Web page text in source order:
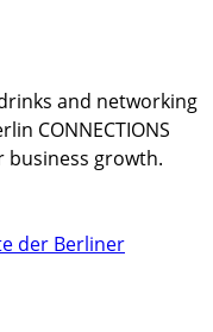
and networking
​CONNECTIONS
business growth.
der Berliner